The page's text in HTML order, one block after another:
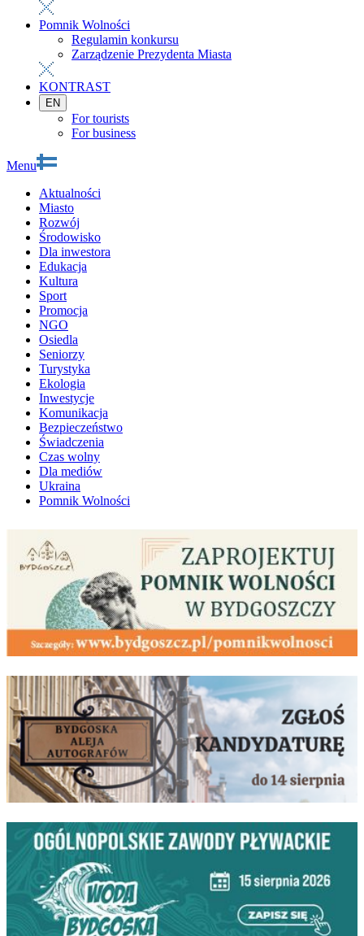
Pomnik Wolności
Regulamin konkursu
Zarządzenie Prezydenta Miasta
KONTRAST
EN
For tourists
For business
Menu
Aktualności
Miasto
Rozwój
Środowisko
Dla inwestora
Edukacja
Kultura
Sport
Promocja
NGO
Osiedla
Seniorzy
Turystyka
Ekologia
Inwestycje
Komunikacja
Bezpieczeństwo
Świadczenia
Czas wolny
Dla mediów
Ukraina
Pomnik Wolności